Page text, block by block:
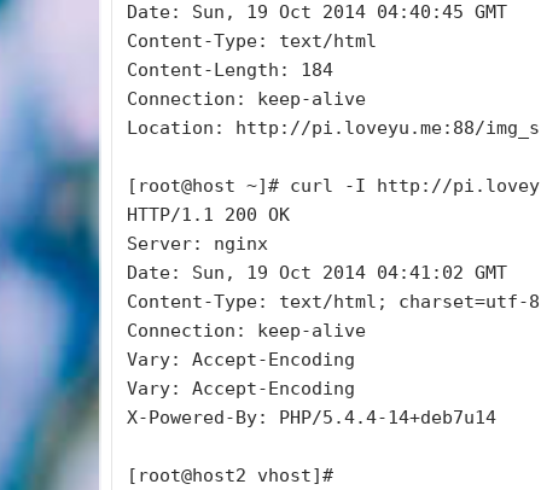
Date: Sun, 19 Oct 2014 04:40:45 GMT
Content-Type: text/html
Content-Length: 184
Connection: keep-alive
Location: http://pi.loveyu.me:88/
[root@host ~]# curl -I http://
HTTP/1.1 200 OK
Server: nginx
Date: Sun, 19 Oct 2014 04:41:02 GMT
Content-Type: text/html; charset=utf-8
Connection: keep-alive
Vary: Accept-Encoding
Vary: Accept-Encoding
X-Powered-By: PHP/5.4.4-14+deb7u14